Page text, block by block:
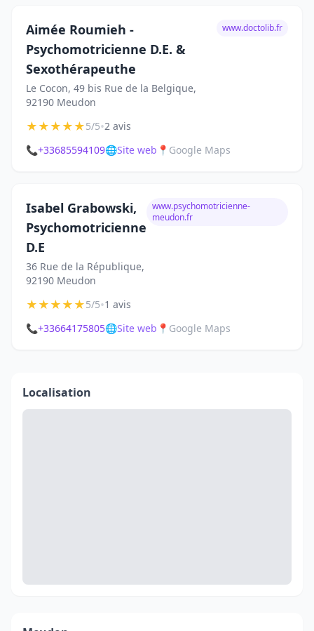
Aimée Roumieh -
Psychomotricienne D.E. &
Sexothérapeuthe
Le Cocon, 49 bis Rue de la Belgique,
92190 Meudon
www.doctolib.fr
★★★★★5/5•2 avis
📞+33685594109🌐Site web 📍 Google Maps
Isabel Grabowski,
Psychomotricienne
D.E
36 Rue de la République,
92190 Meudon
www.psychomotricienne-
meudon.fr
★★★★★5/5•1 avis
📞+33664175805🌐Site web 📍 Google Maps
Localisation